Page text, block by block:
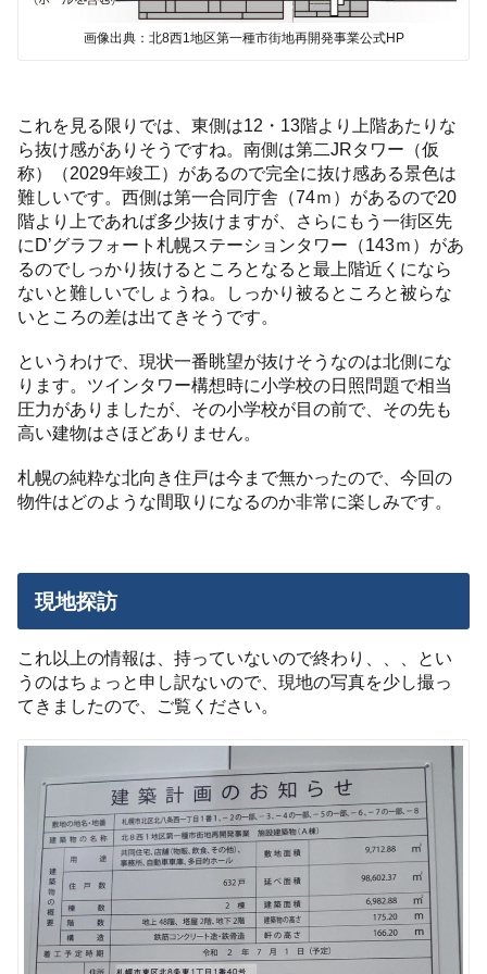
画像出典：北8西1地区第一種市街地再開発事業公式HP
これを見る限りでは、東側は12・13階より上階あたりな
ら抜け感がありそうですね。南側は第二JRタワー（仮
称）（2029年竣工）があるので完全に抜け感ある景色は
難しいです。西側は第一合同庁舎（74ｍ）があるので20
階より上であれば多少抜けますが、さらにもう一街区先
にD’グラフォート札幌ステーションタワー（143ｍ）があ
るのでしっかり抜けるところとなると最上階近くになら
ないと難しいでしょうね。しっかり被るところと被らな
いところの差は出てきそうです。
というわけで、現状一番眺望が抜けそうなのは北側にな
ります。ツインタワー構想時に小学校の日照問題で相当
圧力がありましたが、その小学校が目の前で、その先も
高い建物はさほどありません。
札幌の純粋な北向き住戸は今まで無かったので、今回の
物件はどのような間取りになるのか非常に楽しみです。
現地探訪
これ以上の情報は、持っていないので終わり、、、とい
うのはちょっと申し訳ないので、現地の写真を少し撮っ
てきましたので、ご覧ください。